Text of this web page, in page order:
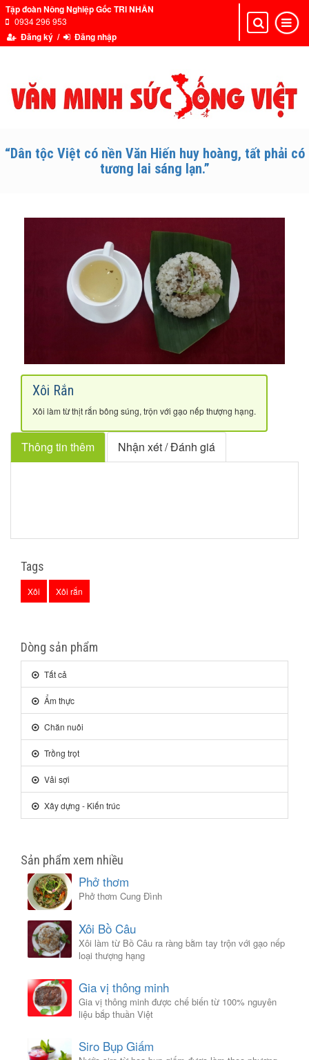
Tập đoàn Nông Nghiệp Gốc TRI NHÂN
0934 296 953
Đăng ký / Đăng nhập
Toggle
Toggle
navigation
“Dân tộc Việt có nền Văn Hiến huy hoàng, tất phải có
tương lai sáng lạn.”
Xôi Rắn
Xôi làm từ thịt rắn bông súng, trộn với gạo nếp thượng hạng.
Thông tin thêm Nhận xét / Đánh giá
Tags
Xôi Xôi rắn
Dòng sản phẩm
Tất cả
Ẩm thực
Chăn nuôi
Trồng trọt
Vải sợi
Xây dựng - Kiến trúc
Sản phẩm xem nhiều
Phở thơm
Phở thơm Cung Đình
Xôi Bồ Câu
Xôi làm từ Bồ Câu ra ràng bằm tay trộn với gạo nếp
loại thượng hạng
Gia vị thông minh
Gia vị thông minh được chế biến từ 100% nguyên
liệu bắp thuần Việt
Siro Bụp Giấm